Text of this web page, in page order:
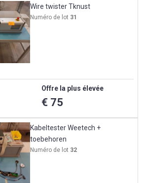
Wire twister Tknust
Numéro de lot 31
Offre la plus élevée
€ 75
Kabeltester Weetech +
toebehoren
Numéro de lot 32